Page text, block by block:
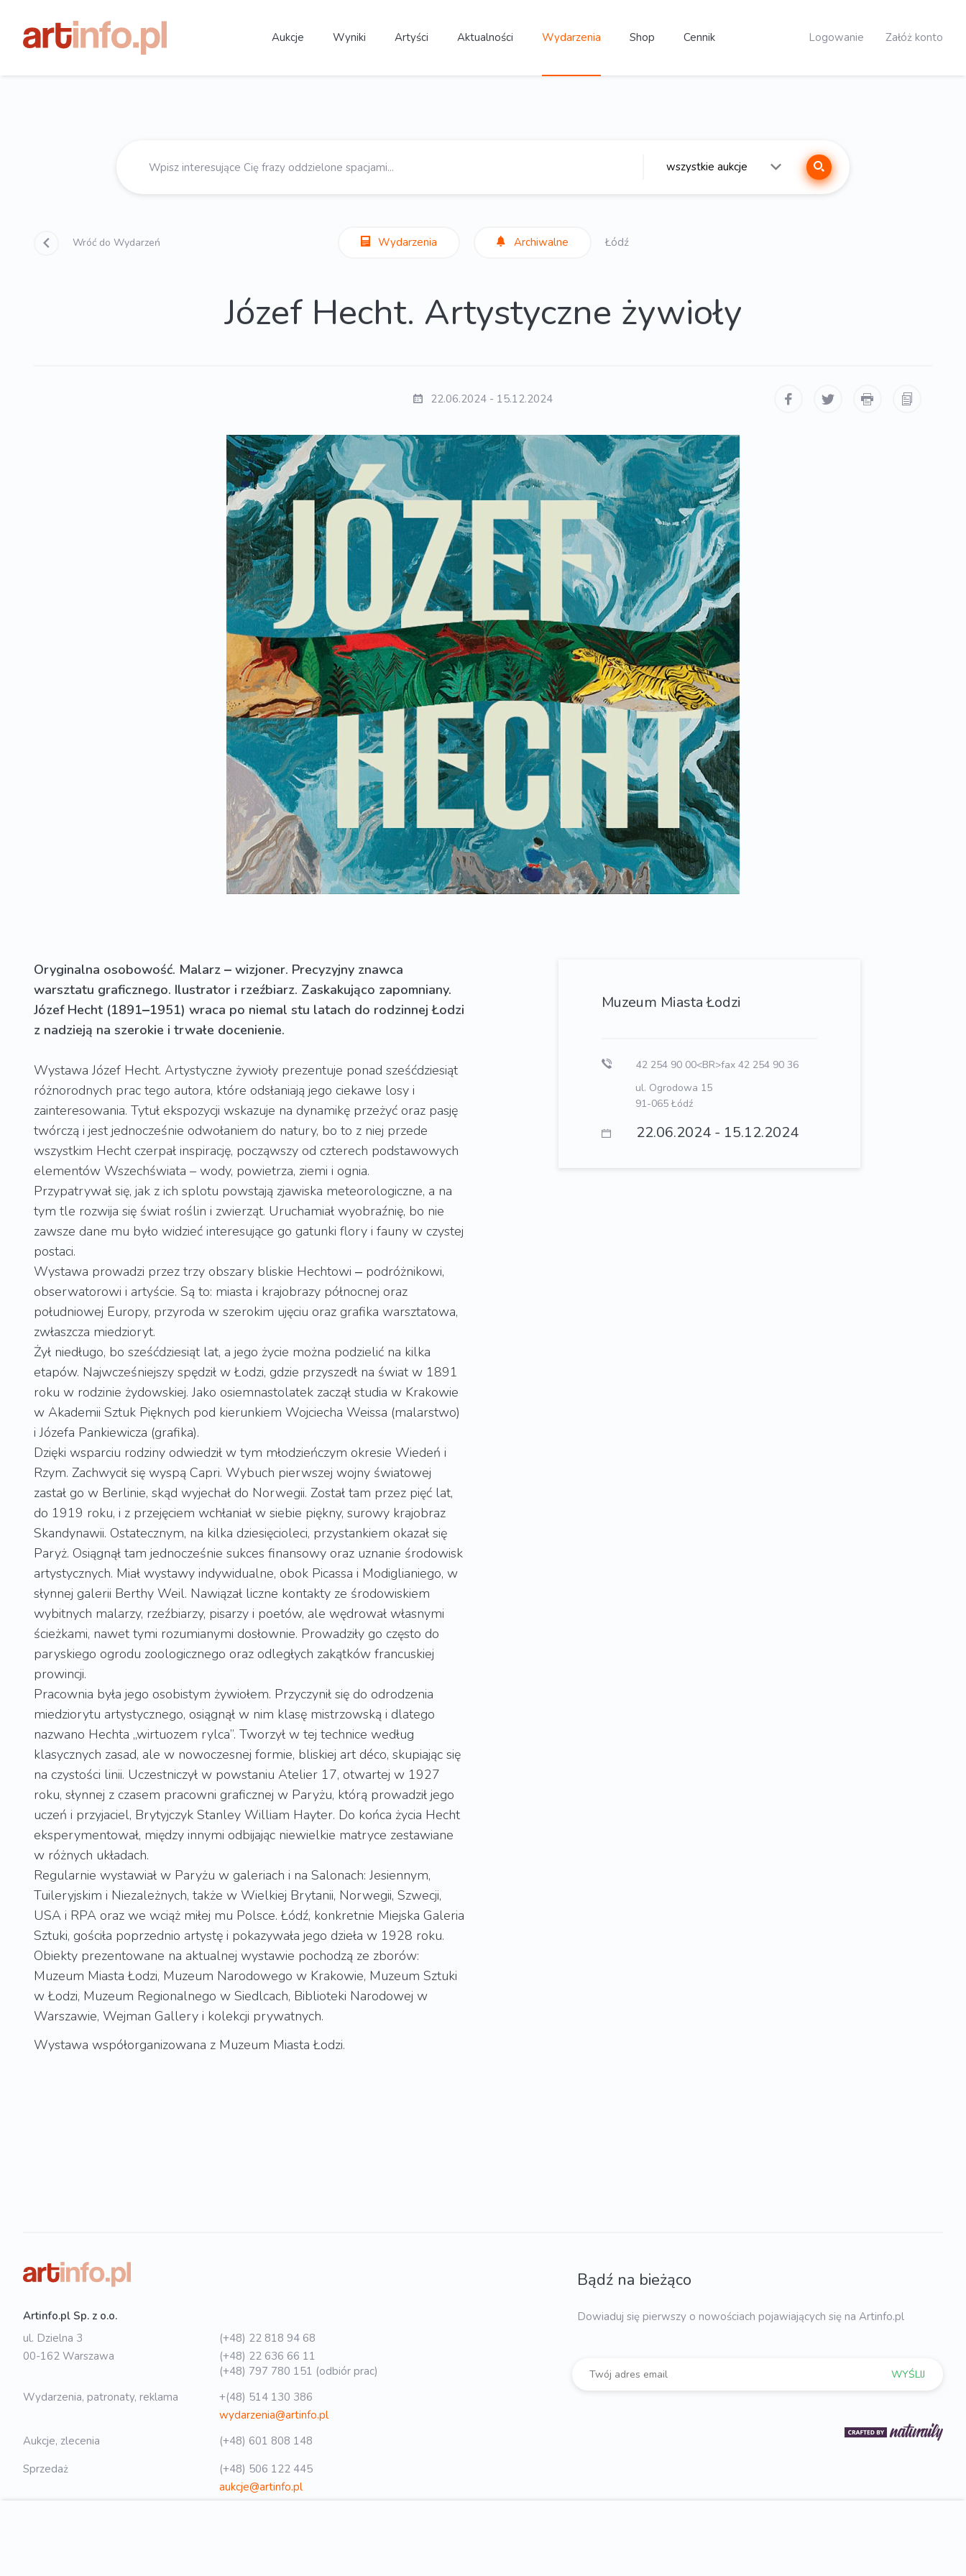
Aukcje Wyniki Artyści Aktualności Wydarzenia Shop Cennik Logowanie Załóż konto
Wróć do Wydarzeń Wydarzenia Archiwalne Łódź
Józef Hecht. Artystyczne żywioły
22.06.2024 - 15.12.2024
Oryginalna osobowość. Malarz ‒ wizjoner. Precyzyjny znawca
warsztatu graficznego. Ilustrator i rzeźbiarz. Zaskakująco zapomniany.
Józef Hecht (1891‒1951) wraca po niemal stu latach do rodzinnej Łodzi
z nadzieją na szerokie i trwałe docenienie.
Wystawa Józef Hecht. Artystyczne żywioły prezentuje ponad sześćdziesiąt
różnorodnych prac tego autora, które odsłaniają jego ciekawe losy i
zainteresowania. Tytuł ekspozycji wskazuje na dynamikę przeżyć oraz pasję
twórczą i jest jednocześnie odwołaniem do natury, bo to z niej przede
wszystkim Hecht czerpał inspirację, począwszy od czterech podstawowych
elementów Wszechświata – wody, powietrza, ziemi i ognia.
Przypatrywał się, jak z ich splotu powstają zjawiska meteorologiczne, a na
tym tle rozwija się świat roślin i zwierząt. Uruchamiał wyobraźnię, bo nie
zawsze dane mu było widzieć interesujące go gatunki flory i fauny w czystej
postaci.
Wystawa prowadzi przez trzy obszary bliskie Hechtowi ‒ podróżnikowi,
obserwatorowi i artyście. Są to: miasta i krajobrazy północnej oraz
południowej Europy, przyroda w szerokim ujęciu oraz grafika warsztatowa,
zwłaszcza miedzioryt.
Żył niedługo, bo sześćdziesiąt lat, a jego życie można podzielić na kilka
etapów. Najwcześniejszy spędził w Łodzi, gdzie przyszedł na świat w 1891
roku w rodzinie żydowskiej. Jako osiemnastolatek zaczął studia w Krakowie
w Akademii Sztuk Pięknych pod kierunkiem Wojciecha Weissa (malarstwo)
i Józefa Pankiewicza (grafika).
Dzięki wsparciu rodziny odwiedził w tym młodzieńczym okresie Wiedeń i
Rzym. Zachwycił się wyspą Capri. Wybuch pierwszej wojny światowej
zastał go w Berlinie, skąd wyjechał do Norwegii. Został tam przez pięć lat,
do 1919 roku, i z przejęciem wchłaniał w siebie piękny, surowy krajobraz
Skandynawii. Ostatecznym, na kilka dziesięcioleci, przystankiem okazał się
Paryż. Osiągnął tam jednocześnie sukces finansowy oraz uznanie środowisk
artystycznych. Miał wystawy indywidualne, obok Picassa i Modiglianiego, w
słynnej galerii Berthy Weil. Nawiązał liczne kontakty ze środowiskiem
wybitnych malarzy, rzeźbiarzy, pisarzy i poetów, ale wędrował własnymi
ścieżkami, nawet tymi rozumianymi dosłownie. Prowadziły go często do
paryskiego ogrodu zoologicznego oraz odległych zakątków francuskiej
prowincji.
Pracownia była jego osobistym żywiołem. Przyczynił się do odrodzenia
miedziorytu artystycznego, osiągnął w nim klasę mistrzowską i dlatego
nazwano Hechta „wirtuozem rylca”. Tworzył w tej technice według
klasycznych zasad, ale w nowoczesnej formie, bliskiej art déco, skupiając się
na czystości linii. Uczestniczył w powstaniu Atelier 17, otwartej w 1927
roku, słynnej z czasem pracowni graficznej w Paryżu, którą prowadził jego
uczeń i przyjaciel, Brytyjczyk Stanley William Hayter. Do końca życia Hecht
eksperymentował, między innymi odbijając niewielkie matryce zestawiane
w różnych układach.
Regularnie wystawiał w Paryżu w galeriach i na Salonach: Jesiennym,
Tuileryjskim i Niezależnych, także w Wielkiej Brytanii, Norwegii, Szwecji,
USA i RPA oraz we wciąż miłej mu Polsce. Łódź, konkretnie Miejska Galeria
Sztuki, gościła poprzednio artystę i pokazywała jego dzieła w 1928 roku.
Obiekty prezentowane na aktualnej wystawie pochodzą ze zborów:
Muzeum Miasta Łodzi, Muzeum Narodowego w Krakowie, Muzeum Sztuki
w Łodzi, Muzeum Regionalnego w Siedlcach, Biblioteki Narodowej w
Warszawie, Wejman Gallery i kolekcji prywatnych.
Wystawa współorganizowana z Muzeum Miasta Łodzi.
Muzeum Miasta Łodzi
42 254 90 00<BR>fax 42 254 90 36
ul. Ogrodowa 15
91-065 Łódź
22.06.2024 - 15.12.2024
Artinfo.pl Sp. z o.o.
ul. Dzielna 3
00-162 Warszawa
(+48) 22 818 94 68
(+48) 22 636 66 11
(+48) 797 780 151 (odbiór prac)
Wydarzenia, patronaty, reklama
+(48) 514 130 386
wydarzenia@artinfo.pl
Aukcje, zlecenia
(+48) 601 808 148
Sprzedaż
(+48) 506 122 445
aukcje@artinfo.pl
Bądź na bieżąco
Dowiaduj się pierwszy o nowościach pojawiających się na Artinfo.pl
WYŚLIJ